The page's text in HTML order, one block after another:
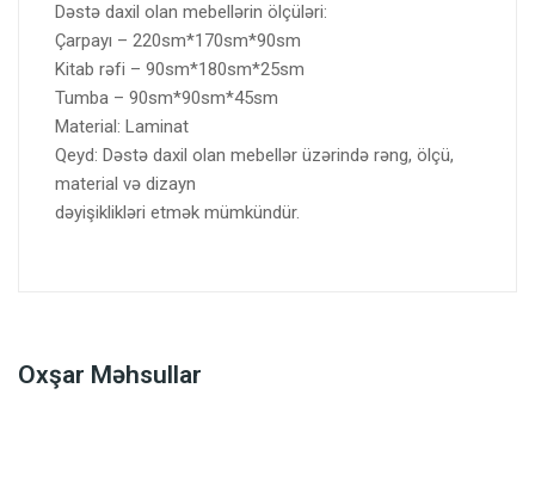
Dəstə daxil olan mebellərin ölçüləri:
Çarpayı – 220sm*170sm*90sm
Kitab rəfi – 90sm*180sm*25sm
Tumba – 90sm*90sm*45sm
Material: Laminat
Qeyd: Dəstə daxil olan mebellər üzərində rəng, ölçü,
material və dizayn
dəyişiklikləri etmək mümkündür.
Oxşar Məhsullar